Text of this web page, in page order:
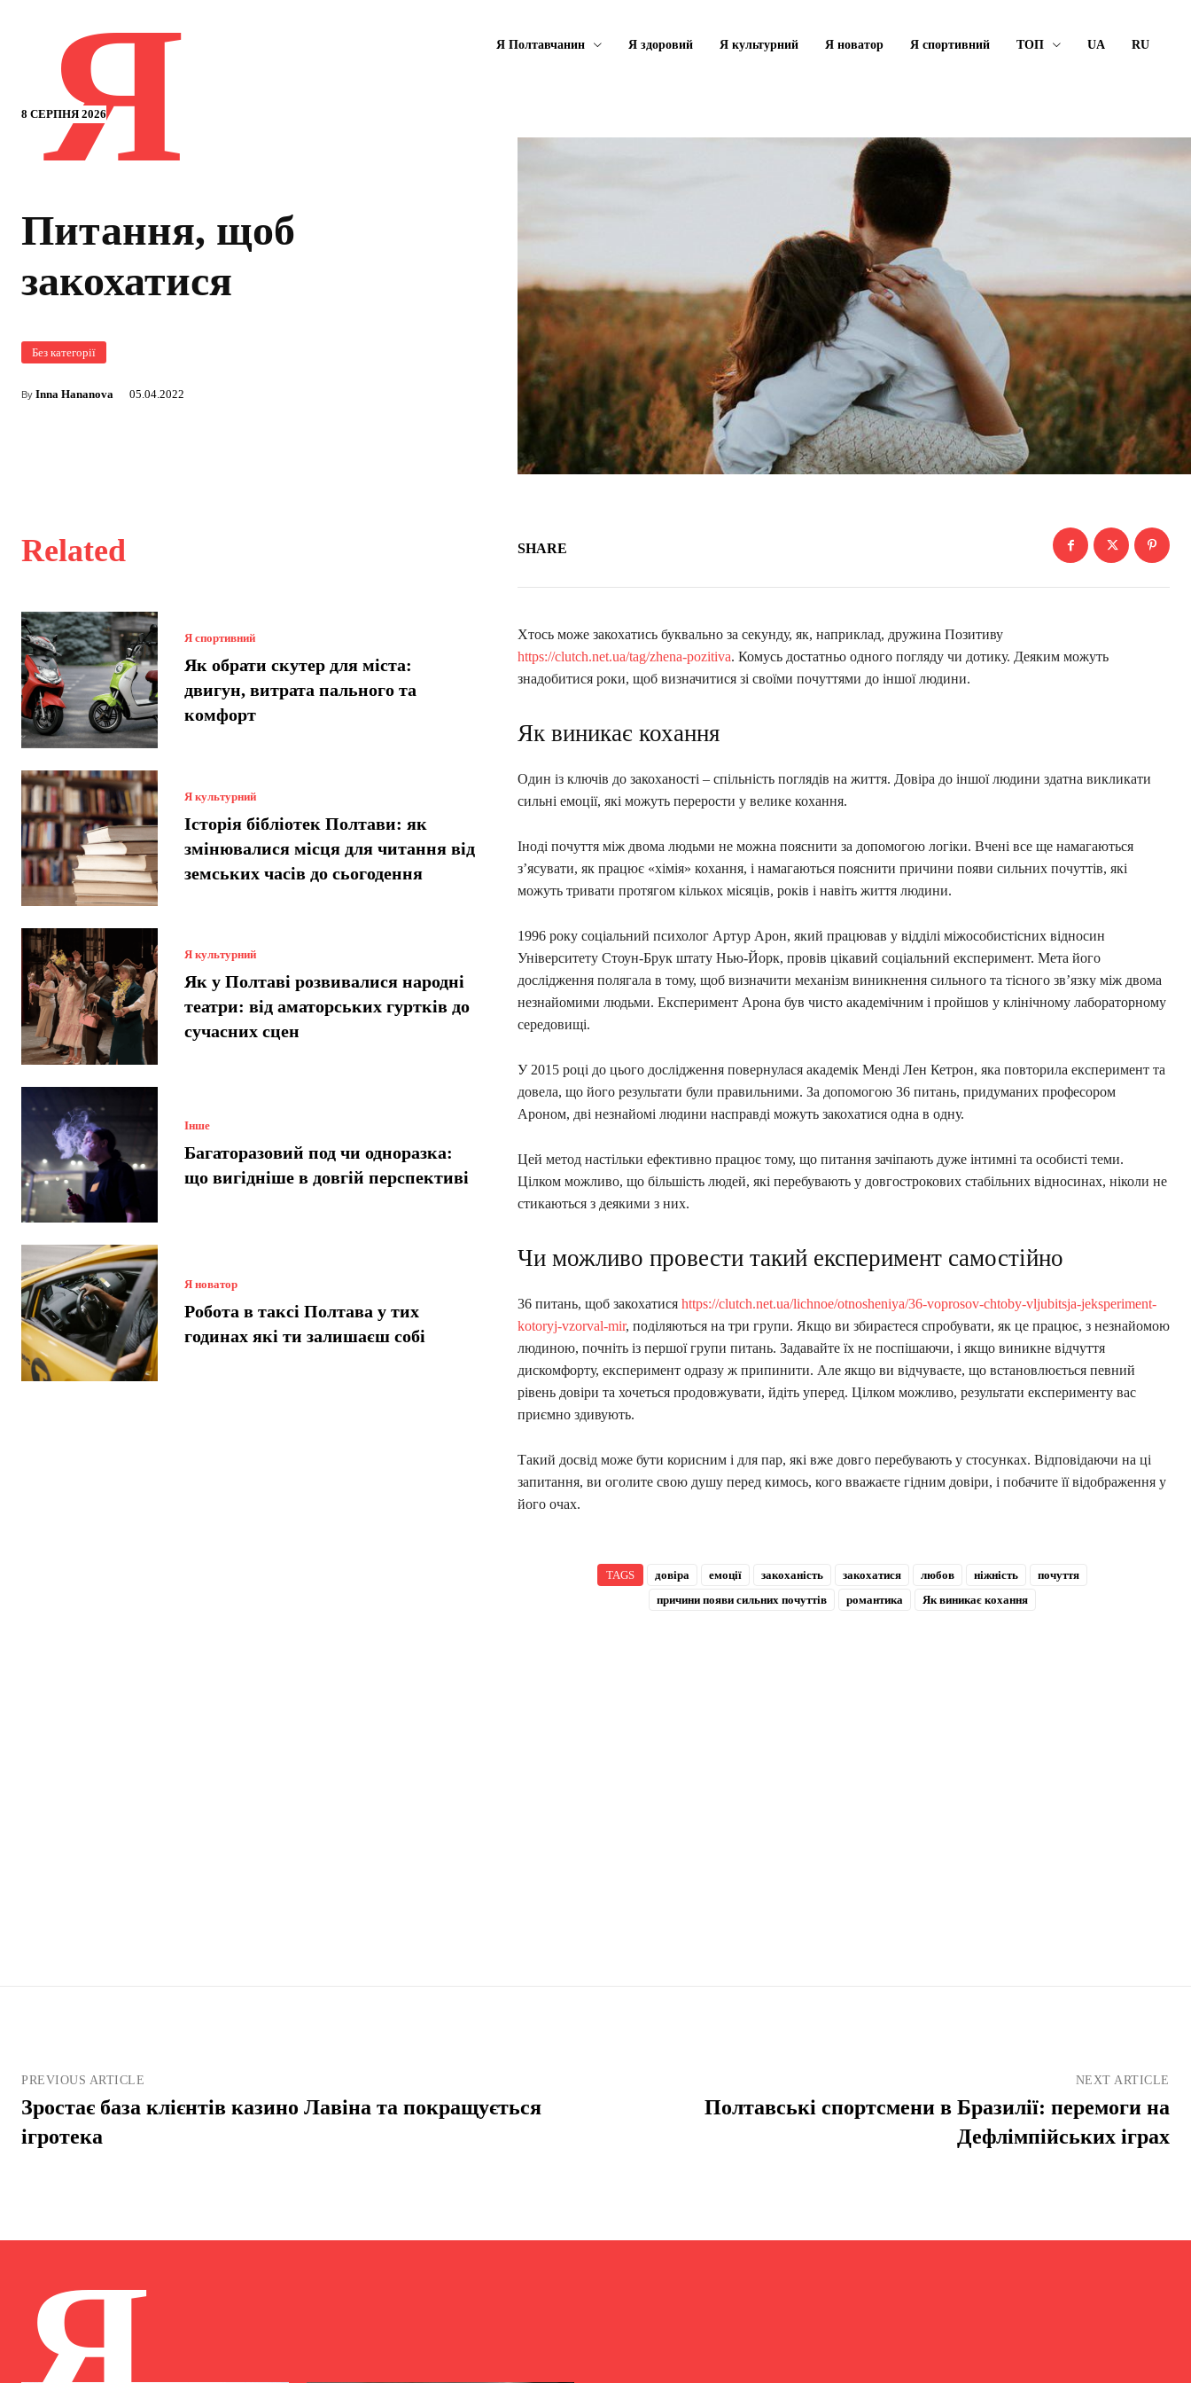
8 СЕРПНЯ 2026
Я Я Полтавчанин Я здоровий Я культурний Я новатор Я спортивний ТОП UA RU
Питання, щоб
закохатися
Без категорії
By Inna Hananova 05.04.2022
Related
Я спортивний
Як обрати скутер для міста:
двигун, витрата пального та
комфорт
Я культурний
Історія бібліотек Полтави: як
змінювалися місця для читання від
земських часів до сьогодення
Я культурний
Як у Полтаві розвивалися народні
театри: від аматорських гуртків до
сучасних сцен
Інше
Багаторазовий под чи одноразка:
що вигідніше в довгій перспективі
Я новатор
Робота в таксі Полтава у тих
годинах які ти залишаєш собі
SHARE
Хтось може закохатись буквально за секунду, як, наприклад, дружина Позитиву
https://clutch.net.ua/tag/zhena-pozitiva. Комусь достатньо одного погляду чи дотику. Деяким можуть
знадобитися роки, щоб визначитися зі своїми почуттями до іншої людини.
Як виникає кохання
Один із ключів до закоханості – спільність поглядів на життя. Довіра до іншої людини здатна викликати
сильні емоції, які можуть перерости у велике кохання.
Іноді почуття між двома людьми не можна пояснити за допомогою логіки. Вчені все ще намагаються
з’ясувати, як працює «хімія» кохання, і намагаються пояснити причини появи сильних почуттів, які
можуть тривати протягом кількох місяців, років і навіть життя людини.
1996 року соціальний психолог Артур Арон, який працював у відділі міжособистісних відносин
Університету Стоун-Брук штату Нью-Йорк, провів цікавий соціальний експеримент. Мета його
дослідження полягала в тому, щоб визначити механізм виникнення сильного та тісного зв’язку між двома
незнайомими людьми. Експеримент Арона був чисто академічним і пройшов у клінічному лабораторному
середовищі.
У 2015 році до цього дослідження повернулася академік Менді Лен Кетрон, яка повторила експеримент та
довела, що його результати були правильними. За допомогою 36 питань, придуманих професором
Ароном, дві незнайомі людини насправді можуть закохатися одна в одну.
Цей метод настільки ефективно працює тому, що питання зачіпають дуже інтимні та особисті теми.
Цілком можливо, що більшість людей, які перебувають у довгострокових стабільних відносинах, ніколи не
стикаються з деякими з них.
Чи можливо провести такий експеримент самостійно
36 питань, щоб закохатися https://clutch.net.ua/lichnoe/otnosheniya/36-voprosov-chtoby-vljubitsja-jeksperiment-
kotoryj-vzorval-mir, поділяються на три групи. Якщо ви збираєтеся спробувати, як це працює, з незнайомою
людиною, почніть із першої групи питань. Задавайте їх не поспішаючи, і якщо виникне відчуття
дискомфорту, експеримент одразу ж припинити. Але якщо ви відчуваєте, що встановлюється певний
рівень довіри та хочеться продовжувати, йдіть уперед. Цілком можливо, результати експерименту вас
приємно здивують.
Такий досвід може бути корисним і для пар, які вже довго перебувають у стосунках. Відповідаючи на ці
запитання, ви оголите свою душу перед кимось, кого вважаєте гідним довіри, і побачите її відображення у
його очах.
TAGS довіра емоції закоханість закохатися любов ніжність
почуття
причини появи сильних почуттів
романтика Як виникає кохання
PREVIOUS ARTICLE
Зростає база клієнтів казино Лавіна та покращується
ігротека
NEXT ARTICLE
Полтавські спортсмени в Бразилії: перемоги на
Дефлімпійських іграх